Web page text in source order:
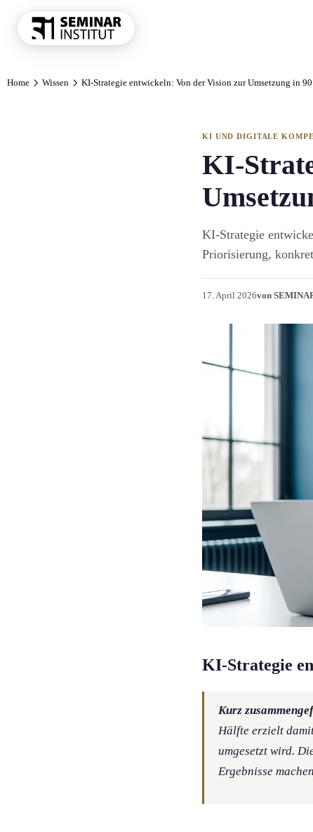
Führung und
Vertrieb und
KI und
Projekt und
Marketing
Finanzen
Home Wissen KI-Strategie entwickeln: Von der Vision zur Umsetzung in 90
KI UND DIGITALE
KI-
KI-Strategie
Priorisierung,
17. April 2026von
KI-Strategie
Kurz
Hälfte erzielt
umgesetzt wird.
Ergebnisse